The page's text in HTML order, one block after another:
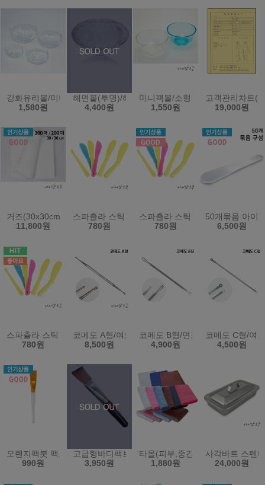
강화유리볼/미니볼/팩볼/유리볼(한국)
1,580원
해면볼(투명)/해면그릇/마사지샵.병원/다용도볼-한국
4,400원
미니팩볼/소형투명볼/곡물팩볼/화
1,550원
고객관리차트(
19,000원
거즈(30x30cm)(100매/200매)
11,800원
스파츌라 스틱 스파출라 팩주걱 화장품스틱 모델링
780원
스파츌라 스틱 스파출라 팩주걱
780원
50개묶음 아이
6,500원
스파츌라 스틱 스파출라 팩주걱 화장품스틱 모델링스틱 미용재료
780원
코메도 A형/여드름제거기/피지제거/여드름압출기/
8,500원
코메도 B형/면포압출기/피지관리
4,900원
코메도 C형/여
4,500원
오렌지팩붓 팩브러쉬 - 모델링 도구 마스크 시험 페이스 미용
990원
고급형바디팩브러쉬(팩붓)
3,950원
타올(피부,중간,전신용)(소타올,
1,880원
사각바트 스텐
24,000원